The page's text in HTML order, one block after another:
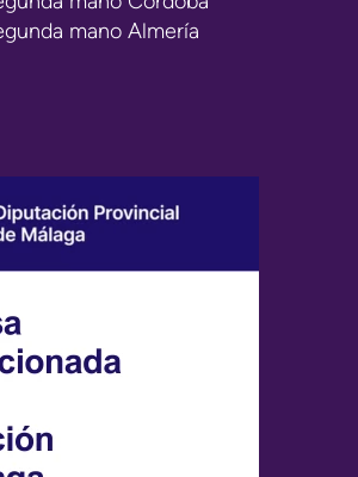
mano Almería